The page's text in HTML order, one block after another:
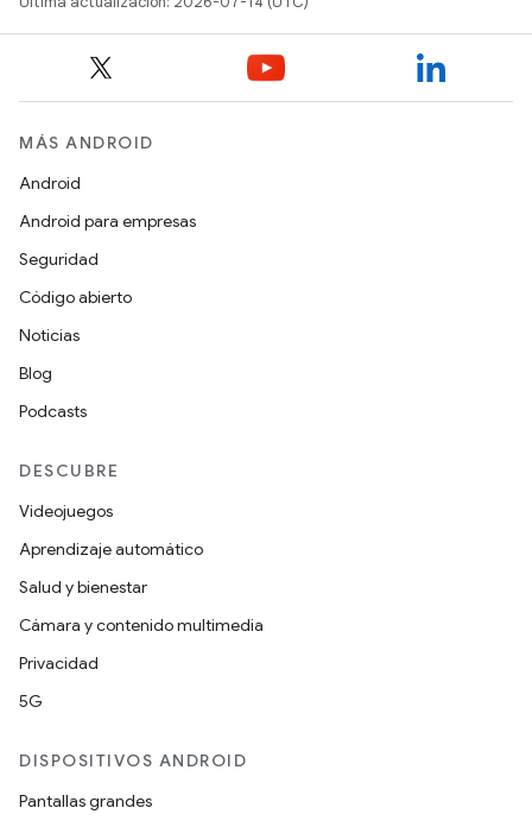
MÁS ANDROID
Android
Android para empresas
Seguridad
Código abierto
Noticias
Blog
Podcasts
DESCUBRE
Videojuegos
Aprendizaje automático
Salud y bienestar
Cámara y contenido multimedia
Privacidad
5G
DISPOSITIVOS ANDROID
Pantallas grandes